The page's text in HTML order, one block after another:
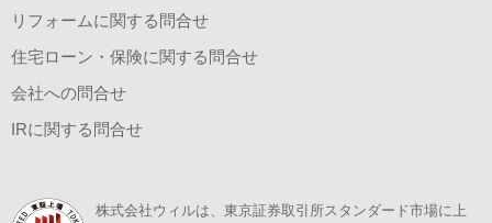
リフォームに関する問合せ
住宅ローン・保険に関する問合せ
会社への問合せ
IRに関する問合せ
株式会社ウィルは、東京証券取引所スタンダード市場に上